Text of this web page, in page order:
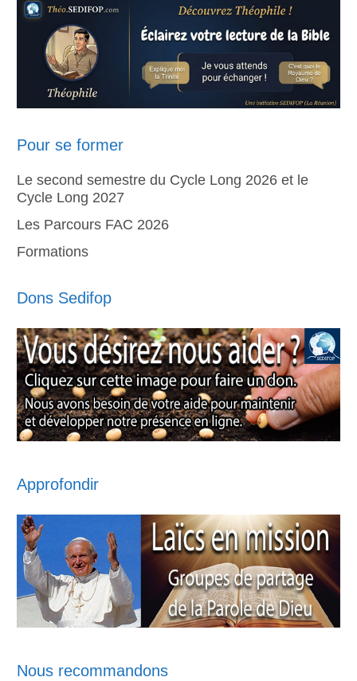
Pour se former
Le second semestre du Cycle Long 2026 et le
Cycle Long 2027
Les Parcours FAC 2026
Formations
Dons Sedifop
Approfondir
Nous recommandons